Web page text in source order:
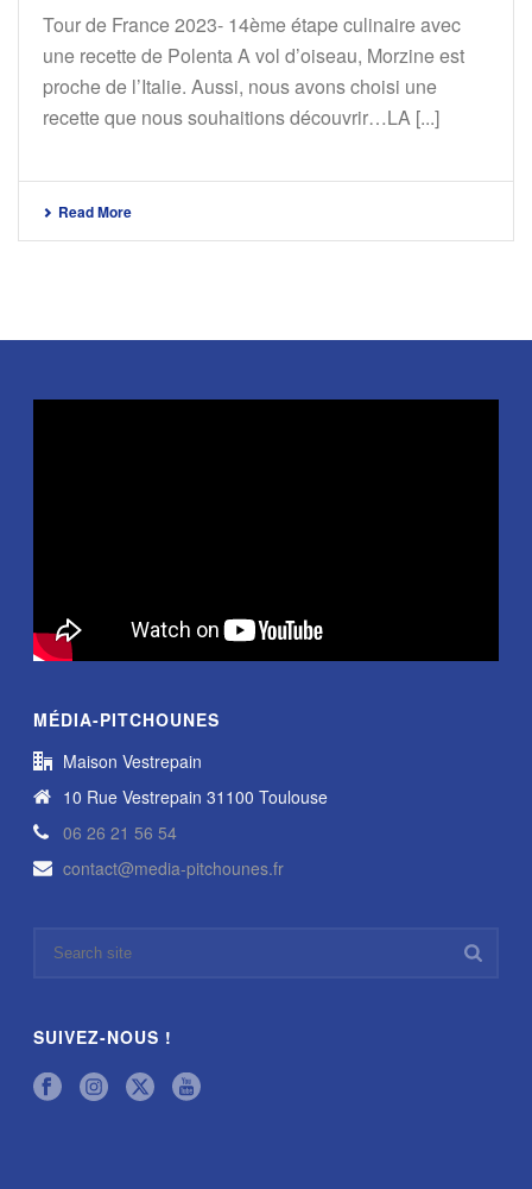
Tour de France 2023- 14ème étape culinaire avec
une recette de Polenta A vol d’oiseau, Morzine est
proche de l’Italie. Aussi, nous avons choisi une
recette que nous souhaitions découvrir…LA [...]
Read More
MÉDIA-PITCHOUNES
Maison Vestrepain
10 Rue Vestrepain 31100 Toulouse
06 26 21 56 54
contact@media-pitchounes.fr
SUIVEZ-NOUS !